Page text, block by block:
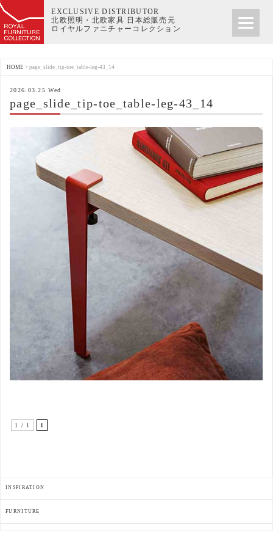
EXCLUSIVE DISTRIBUTOR
北欧照明・北欧家具 日本総販売元
ロイヤルファニチャーコレクション
HOME > page_slide_tip-toe_table-leg-43_14
2026.03.25 Wed
page_slide_tip-toe_table-leg-43_14
1 / 1 1
INSPIRATION
FURNITURE